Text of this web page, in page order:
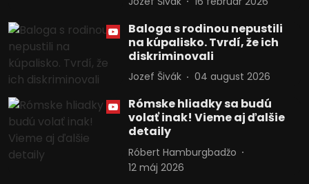
Baloga s rodinou nepustili
na kúpalisko. Tvrdí, že ich
diskriminovali
Jozef Šivák 04 august 2026
Rómske hliadky sa budú
volať inak! Vieme aj ďalšie
detaily
Róbert Hamburgbadžo
12 máj 2026